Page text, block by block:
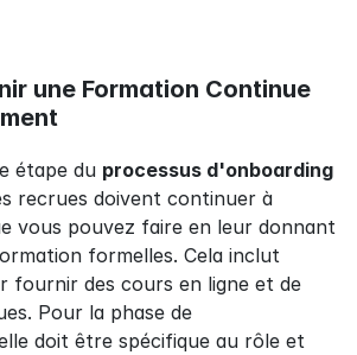
une Formation Continue
étape du processus d'onboarding
recrues doivent continuer à
vous pouvez faire en leur donnant
formelles. Cela inclut
fournir des cours en ligne et de
Pour la phase de
doit être spécifique au rôle et